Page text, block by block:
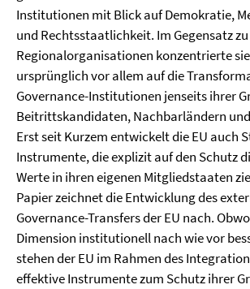
Institutionen mit Blick auf Demokratie,
und Rechtsstaatlichkeit. Im Gegensatz
Regionalorganisationen konzentrierte
ursprünglich vor allem auf die
Governance-Institutionen jenseits ihrer
Beitrittskandidaten, Nachbarländern
Erst seit Kurzem entwickelt die EU auch
Instrumente, die explizit auf den Schutz
Werte in ihren eigenen Mitgliedstaaten
Papier zeichnet die Entwicklung des
Governance-Transfers der EU nach.
Dimension institutionell nach wie vor
stehen der EU im Rahmen des
effektive Instrumente zum Schutz ihrer